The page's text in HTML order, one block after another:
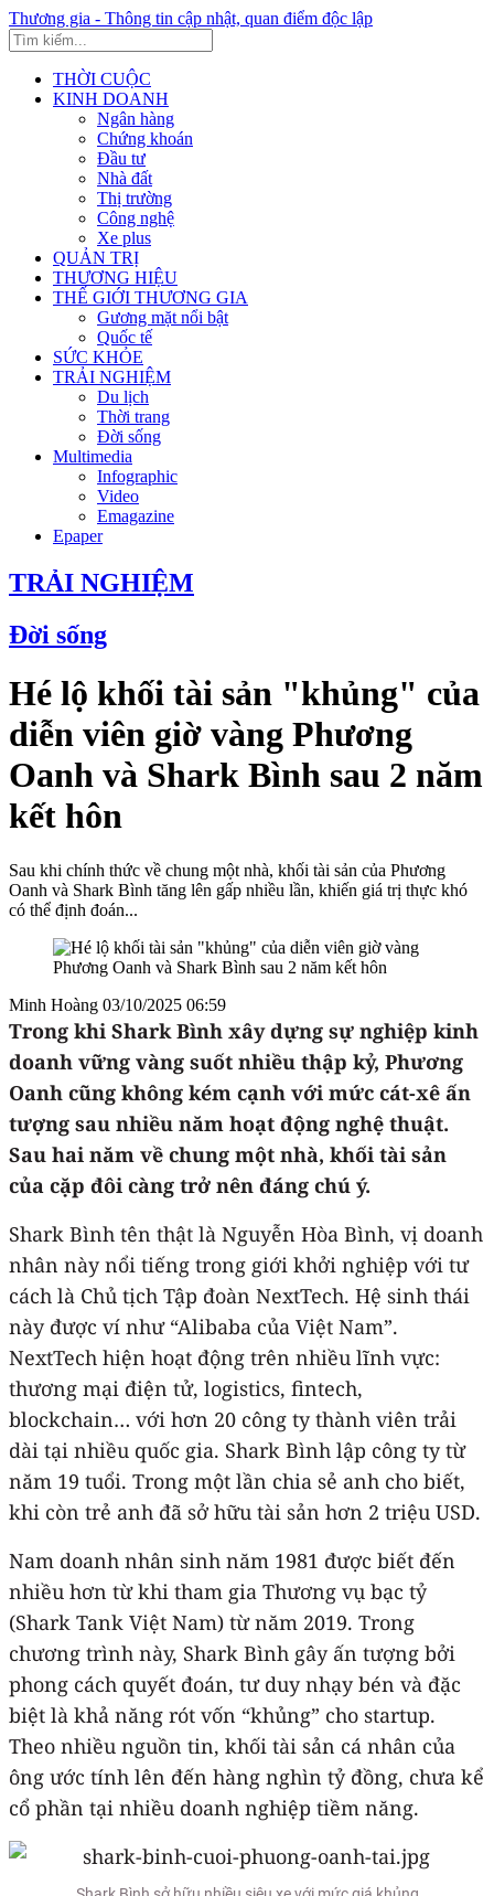
Thương gia - Thông tin cập nhật, quan điểm độc lập
THỜI CUỘC
KINH DOANH
Ngân hàng
Chứng khoán
Đầu tư
Nhà đất
Thị trường
Công nghệ
Xe plus
QUẢN TRỊ
THƯƠNG HIỆU
THẾ GIỚI THƯƠNG GIA
Gương mặt nổi bật
Quốc tế
SỨC KHỎE
TRẢI NGHIỆM
Du lịch
Thời trang
Đời sống
Multimedia
Infographic
Video
Emagazine
Epaper
TRẢI NGHIỆM
Đời sống
Hé lộ khối tài sản "khủng" của
diễn viên giờ vàng Phương
Oanh và Shark Bình sau 2 năm
kết hôn
Sau khi chính thức về chung một nhà, khối tài sản của Phương
Oanh và Shark Bình tăng lên gấp nhiều lần, khiến giá trị thực khó
có thể định đoán...
Minh Hoàng 03/10/2025 06:59
Trong khi Shark Bình xây dựng sự nghiệp kinh
doanh vững vàng suốt nhiều thập kỷ, Phương
Oanh cũng không kém cạnh với mức cát-xê ấn
tượng sau nhiều năm hoạt động nghệ thuật.
Sau hai năm về chung một nhà, khối tài sản
của cặp đôi càng trở nên đáng chú ý.
Shark Bình tên thật là Nguyễn Hòa Bình, vị doanh
nhân này nổi tiếng trong giới khởi nghiệp với tư
cách là Chủ tịch Tập đoàn NextTech. Hệ sinh thái
này được ví như “Alibaba của Việt Nam”.
NextTech hiện hoạt động trên nhiều lĩnh vực:
thương mại điện tử, logistics, fintech,
blockchain… với hơn 20 công ty thành viên trải
dài tại nhiều quốc gia. Shark Bình lập công ty từ
năm 19 tuổi. Trong một lần chia sẻ anh cho biết,
khi còn trẻ anh đã sở hữu tài sản hơn 2 triệu USD.
Nam doanh nhân sinh năm 1981 được biết đến
nhiều hơn từ khi tham gia Thương vụ bạc tỷ
(Shark Tank Việt Nam) từ năm 2019. Trong
chương trình này, Shark Bình gây ấn tượng bởi
phong cách quyết đoán, tư duy nhạy bén và đặc
biệt là khả năng rót vốn “khủng” cho startup.
Theo nhiều nguồn tin, khối tài sản cá nhân của
ông ước tính lên đến hàng nghìn tỷ đồng, chưa kể
cổ phần tại nhiều doanh nghiệp tiềm năng.